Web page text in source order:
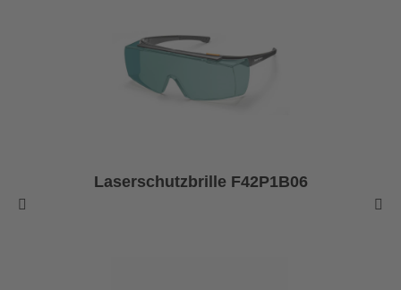
Laserschutzbrille F42P1B06